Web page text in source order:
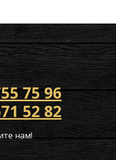
75 96
52 82
нам!